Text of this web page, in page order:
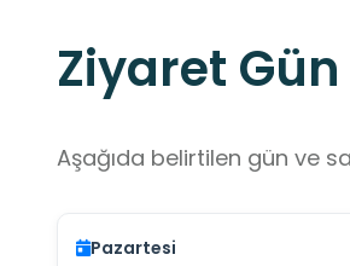
Ziyaret
Aşağıda belirtilen gün ve
Pazartesi